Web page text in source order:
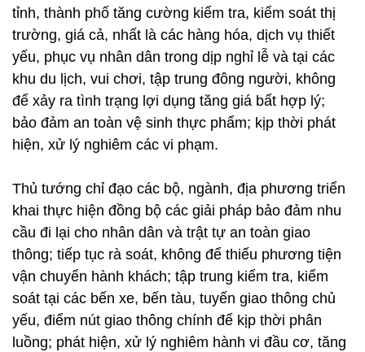
tỉnh, thành phố tăng cường kiểm tra, kiểm soát thị
trường, giá cả, nhất là các hàng hóa, dịch vụ thiết
yếu, phục vụ nhân dân trong dịp nghỉ lễ và tại các
khu du lịch, vui chơi, tập trung đông người, không
để xảy ra tình trạng lợi dụng tăng giá bất hợp lý;
bảo đảm an toàn vệ sinh thực phẩm; kịp thời phát
hiện, xử lý nghiêm các vi phạm.
Thủ tướng chỉ đạo các bộ, ngành, địa phương triển
khai thực hiện đồng bộ các giải pháp bảo đảm nhu
cầu đi lại cho nhân dân và trật tự an toàn giao
thông; tiếp tục rà soát, không để thiếu phương tiện
vận chuyển hành khách; tập trung kiểm tra, kiểm
soát tại các bến xe, bến tàu, tuyến giao thông chủ
yếu, điểm nút giao thông chính để kịp thời phân
luồng; phát hiện, xử lý nghiêm hành vi đầu cơ, tăng